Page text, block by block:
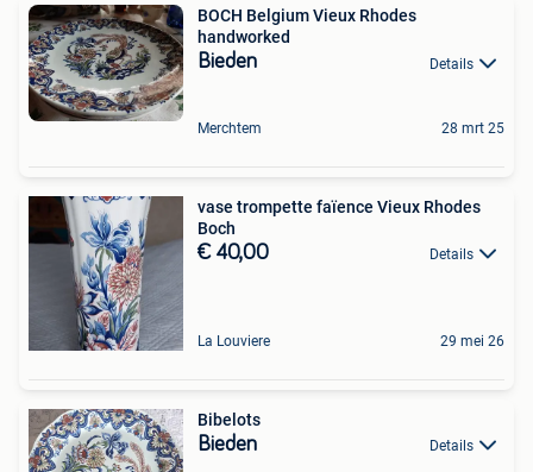
BOCH Belgium Vieux Rhodes
handworked
Bieden Details
Merchtem 28 mrt 25
vase trompette faïence Vieux Rhodes
Boch
€ 40,00 Details
La Louviere 29 mei 26
Bibelots
Bieden Details